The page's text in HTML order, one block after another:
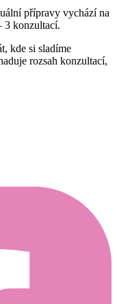
přípravy vychází na
3 konzultací.
kde si sladíme
rozsah konzultací,